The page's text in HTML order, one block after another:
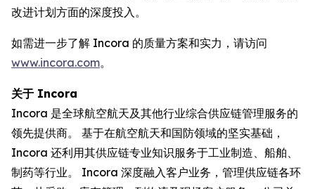
改进计划方面的深度投入。
如需进一步了解 Incora 的质量方案和实力，请访问
www.incora.com。
关于 Incora
Incora 是全球航空航天及其他行业综合供应链管理服务的
领先提供商。 基于在航空航天和国防领域的坚实基础，
Incora 还利用其供应链专业知识服务于工业制造、船舶、
制药等行业。 Incora 深度融入客户业务，管理供应链各环